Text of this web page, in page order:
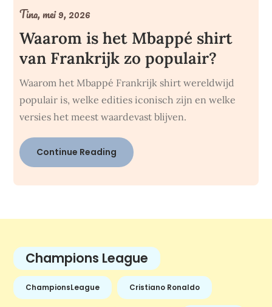
Waarom is het Mbappé shirt
van Frankrijk zo populair?
Tina,mei 9, 2026
Waarom het Mbappé Frankrijk shirt wereldwijd
populair is, welke edities iconisch zijn en welke
versies het meest waardevast blijven.
Continue Reading
Champions League
ChampionsLeague Cristiano Ronaldo